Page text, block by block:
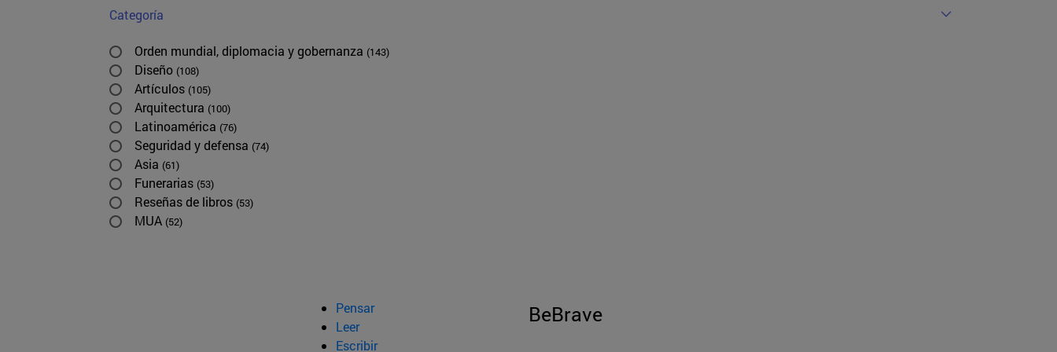
Categoría
Orden mundial, diplomacia y gobernanza (143)
Diseño (108)
Artículos (105)
Arquitectura (100)
Latinoamérica (76)
Seguridad y defensa (74)
Asia (61)
Funerarias (53)
Reseñas de libros (53)
MUA (52)
Pensar
Leer
Escribir
BeBrave